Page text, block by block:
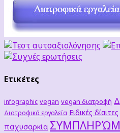
Ετικέτες
infographic vegan vegan διατροφή
Διατροφικά εργαλεία Ειδικές δίαιτες
παχυσαρκία